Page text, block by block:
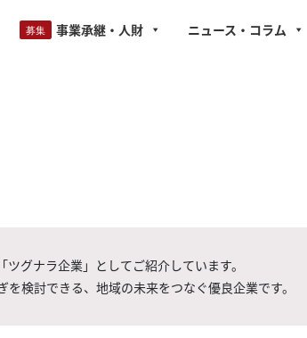
事業承継・人財 ニュース ・コラム
グナラ企業」としてご紹介しています。
検討できる、地域の未来をつなぐ優良企業です。